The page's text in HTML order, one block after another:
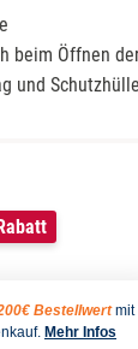
beim Öffnen
und Schutzhülle
Bestellwert mit
Mehr Infos